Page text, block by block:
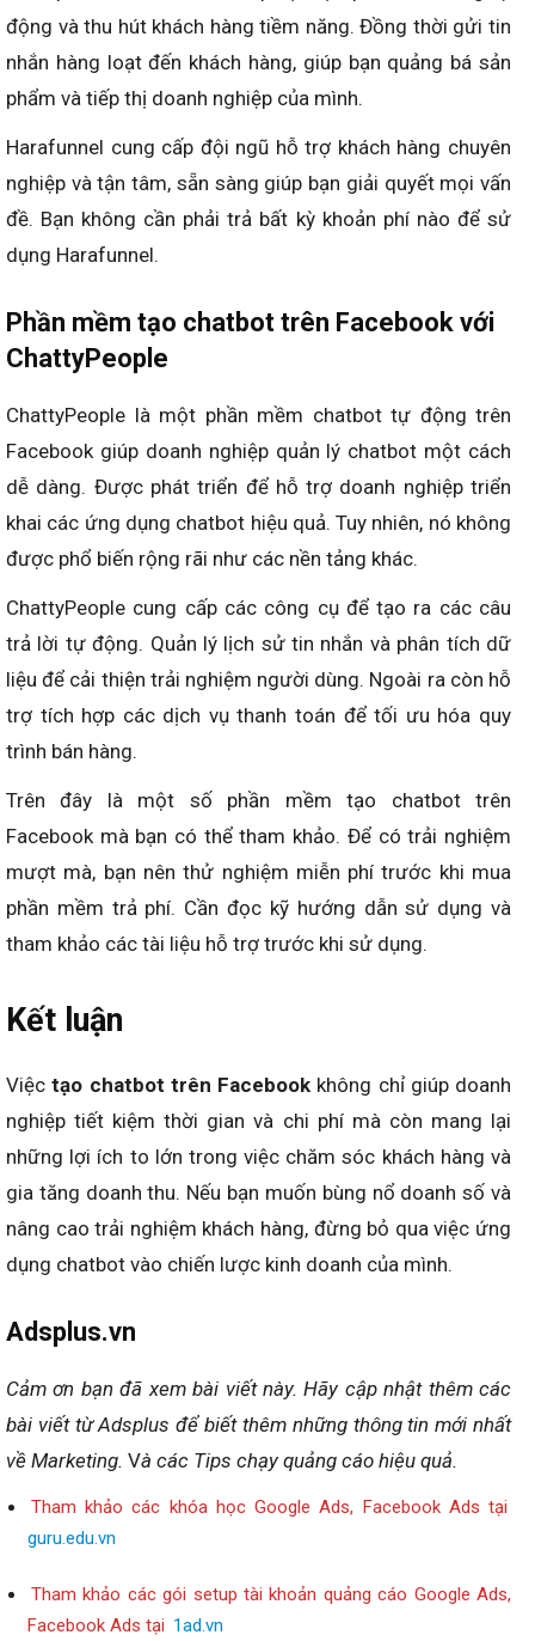
động và thu hút khách hàng tiềm năng. Đồng thời gửi tin
nhắn hàng loạt đến khách hàng, giúp bạn quảng bá sản
phẩm và tiếp thị doanh nghiệp của mình.
Harafunnel cung cấp đội ngũ hỗ trợ khách hàng chuyên
nghiệp và tận tâm, sẵn sàng giúp bạn giải quyết mọi vấn
đề. Bạn không cần phải trả bất kỳ khoản phí nào để sử
dụng Harafunnel.
Phần mềm tạo chatbot trên Facebook với
ChattyPeople
ChattyPeople là một phần mềm chatbot tự động trên
Facebook giúp doanh nghiệp quản lý chatbot một cách
dễ dàng. Được phát triển để hỗ trợ doanh nghiệp triển
khai các ứng dụng chatbot hiệu quả. Tuy nhiên, nó không
được phổ biến rộng rãi như các nền tảng khác.
ChattyPeople cung cấp các công cụ để tạo ra các câu
trả lời tự động. Quản lý lịch sử tin nhắn và phân tích dữ
liệu để cải thiện trải nghiệm người dùng. Ngoài ra còn hỗ
trợ tích hợp các dịch vụ thanh toán để tối ưu hóa quy
trình bán hàng.
Trên đây là một số phần mềm tạo chatbot trên
Facebook mà bạn có thể tham khảo. Để có trải nghiệm
mượt mà, bạn nên thử nghiệm miễn phí trước khi mua
phần mềm trả phí. Cần đọc kỹ hướng dẫn sử dụng và
tham khảo các tài liệu hỗ trợ trước khi sử dụng.
Kết luận
Việctạo chatbot trên Facebook không chỉ giúp doanh
nghiệp tiết kiệm thời gian và chi phí mà còn mang lại
những lợi ích to lớn trong việc chăm sóc khách hàng và
gia tăng doanh thu. Nếu bạn muốn bùng nổ doanh số và
nâng cao trải nghiệm khách hàng, đừng bỏ qua việc ứng
dụng chatbot vào chiến lược kinh doanh của mình.
Adsplus.vn
Cảm ơn bạn đã xem bài viết này. Hãy cập nhật thêm các
bài viết từ Adsplus để biết thêm những thông tin mới nhất
về Marketing. Và các Tips chạy quảng cáo hiệu quả.
Tham khảo các khóa học Google Ads, Facebook Ads tại
guru.edu.vn
Tham khảo các gói setup tài khoản quảng cáo Google Ads,
Facebook Ads tại 1ad.vn